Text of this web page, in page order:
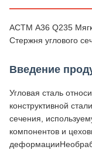
АСТМ A36 Q235
Стержня углового
Введение
Угловая сталь
конструктивной
сечения,
компонентов и